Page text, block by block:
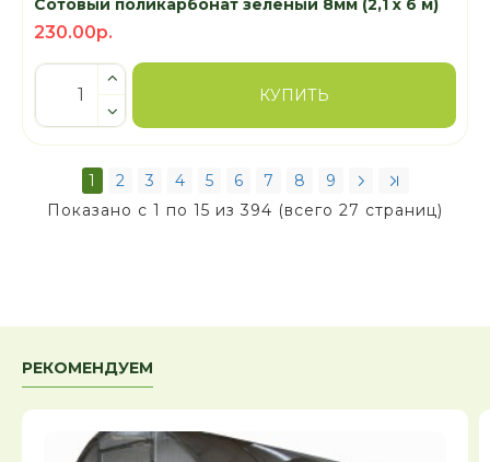
Сотовый поликарбонат зеленый 8мм (2,1 x 6 м)
230.00р.
КУПИТЬ
1 2 3 4 5 6 7 8
9
Показано с 1 по 15 из 394 (всего 27 страниц)
РЕКОМЕНДУЕМ